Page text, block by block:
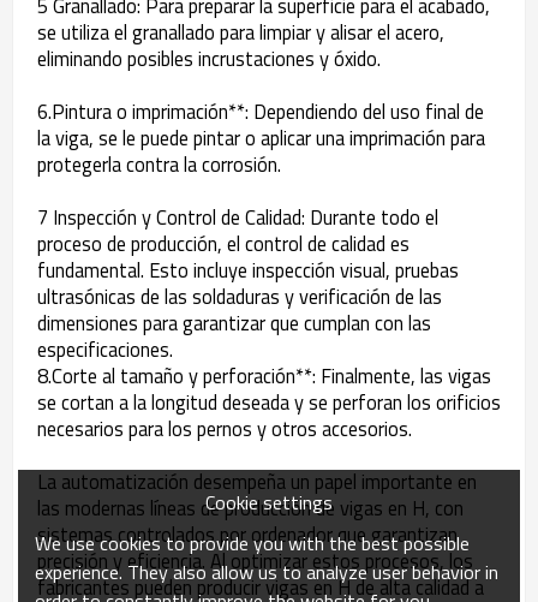
se utiliza el granallado para limpiar y alisar el acero,
eliminando posibles incrustaciones y óxido.
6.Pintura o imprimación**: Dependiendo del uso final de
la viga, se le puede pintar o aplicar una imprimación para
protegerla contra la corrosión.
7 Inspección y Control de Calidad: Durante todo el
proceso de producción, el control de calidad es
fundamental. Esto incluye inspección visual, pruebas
ultrasónicas de las soldaduras y verificación de las
dimensiones para garantizar que cumplan con las
especificaciones.
8.Corte al tamaño y perforación**: Finalmente, las vigas
se cortan a la longitud deseada y se perforan los orificios
necesarios para los pernos y otros accesorios.
La automatización desempeña un papel importante en
las modernas líneas de producción de vigas en H, con
sistemas controlados por ordenador que garantizan
precisión y eficiencia. Al optimizar estos procesos, los
fabricantes pueden producir vigas en H de alta calidad a
Cookie settings
We use cookies to provide you with the best possible
experience. They also allow us to analyze user behavior in